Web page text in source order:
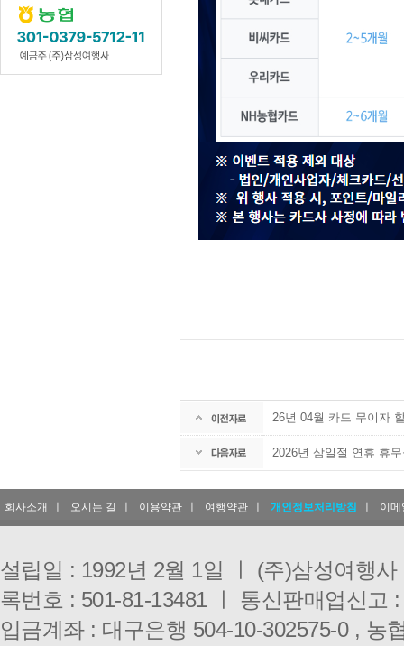
26년 04월 카드 무이자
2026년 삼일절 연휴 휴
회사소개 오시는 길 이용약관 여행약관 개인정보처리방침 이
설립일 : 1992년 2월 1일 ㅣ (주)삼성여행
록번호 : 501-81-13481 ㅣ 통신판매업신고
입금계좌 : 대구은행 504-10-302575-0 , 농